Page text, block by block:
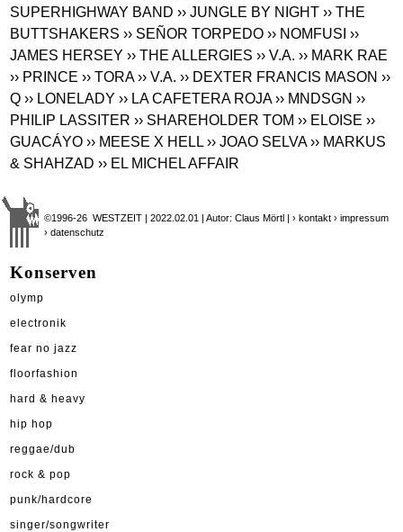
SUPERHIGHWAY BAND ›› JUNGLE BY NIGHT ›› THE
BUTTSHAKERS ›› SEÑOR TORPEDO ›› NOMFUSI ››
JAMES HERSEY ›› THE ALLERGIES ›› V.A. ›› MARK RAE
›› PRINCE ›› TORA ›› V.A. ›› DEXTER FRANCIS MASON ››
Q ›› LONELADY ›› LA CAFETERA ROJA ›› MNDSGN ››
PHILIP LASSITER ›› SHAREHOLDER TOM ›› ELOISE ››
GUACÁYO ›› MEESE X HELL ›› JOAO SELVA ›› MARKUS
& SHAHZAD ›› EL MICHEL AFFAIR
©1996-26 WESTZEIT | 2022.02.01 | Autor: Claus Mörtl |› kontakt › impressum
› datenschutz
Konserven
olymp
electronik
fear no jazz
floorfashion
hard & heavy
hip hop
reggae/dub
rock & pop
punk/hardcore
singer/songwriter